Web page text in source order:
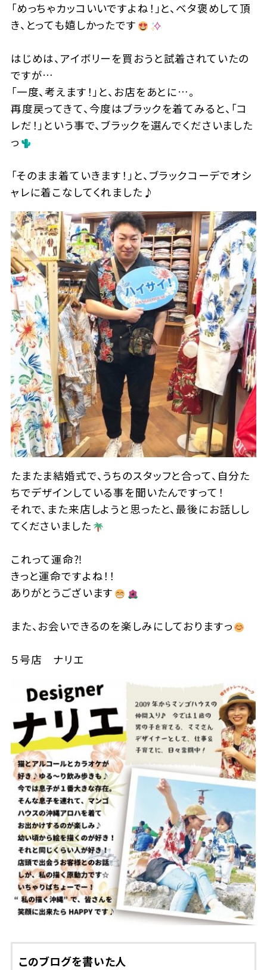
「めっちゃカッコいいですよね！」と、ベタ褒めして頂
き、とっても嬉しかったです
はじめは、アイボリーを買おうと試着されていたの
ですが…
「一度、考えます！」と、お店をあとに…。
再度戻ってきて、今度はブラックを着てみると、「コ
レだ！」という事で、ブラックを選んでくださいました
っ
「そのまま着ていきます！」と、ブラックコーデでオシ
ャレに着こなしてくれました♪
たまたま結婚式で、うちのスタッフと合って、自分た
ちでデザインしている事を聞いたんですって！
それで、また来店しようと思ったと、最後にお話しし
てくださいました
これって運命⁈
きっと運命ですよね！！
ありがとうございます
また、お会いできるのを楽しみにしておりますっ
５号店 ナリエ
このブログを書いた人